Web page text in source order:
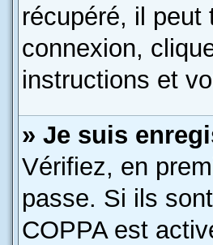
récupéré, il peut
connexion,
instructions et
» Je suis
Vérifiez, en
passe. Si ils
COPPA est